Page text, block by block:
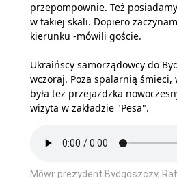
przepompownie. Też
w takiej skali. Dopiero
kierunku -mówili goście.
Ukraińscy samorządowcy do
wczoraj. Poza spalarnią
była też przejażdżka
wizyta w zakładzie "Pesa".
Mówi: prezydent Bydgoszczy,